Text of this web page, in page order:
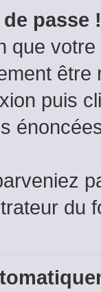
passe !
que
puis
du